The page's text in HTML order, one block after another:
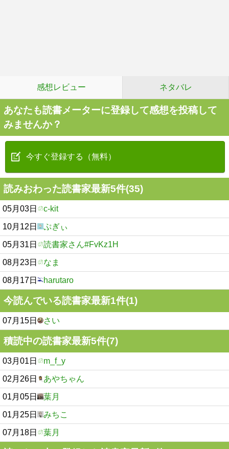
感想レビュー ネタバレ
あなたも読書メーターに登録して感想を投稿して
みませんか？
今すぐ登録する（無料）
読みおわった読書家最新5件(35)
05月03日 c-kit
10月12日 ぷぎぃ
05月31日 読書家さん#FvKz1H
08月23日 なま
08月17日 harutaro
今読んでいる読書家最新1件(1)
07月15日 さい
積読中の読書家最新5件(7)
03月01日 m_f_y
02月26日 あやちゃん
01月05日 葉月
01月25日 みちこ
07月18日 葉月